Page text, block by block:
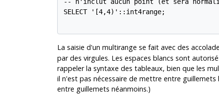
SELECT '[4,4)'::int4range;
La saisie d'un multirange se fait avec des
par des virgules. Les espaces blancs sont
rappeler la syntaxe des tableaux, bien que les
il n'est pas nécessaire de mettre entre
entre guillemets néanmoins.)